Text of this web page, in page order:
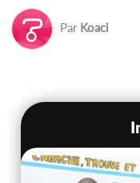
Par Koaci